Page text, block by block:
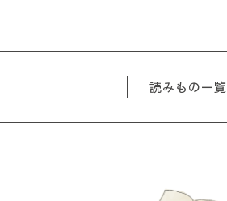
読みもの一覧